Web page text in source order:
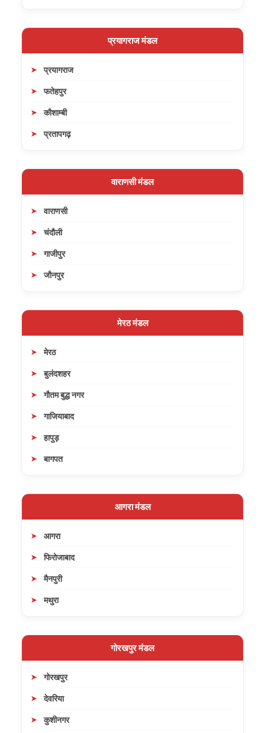
प्रयागराज मंडल
प्रयागराज
फतेहपुर
कौशाम्बी
प्रतापगढ़
वाराणसी मंडल
वाराणसी
चंदौली
गाजीपुर
जौनपुर
मेरठ मंडल
मेरठ
बुलंदशहर
गौतम बुद्ध नगर
गाजियाबाद
हापुड़
बागपत
आगरा मंडल
आगरा
फिरोजाबाद
मैनपुरी
मथुरा
गोरखपुर मंडल
गोरखपुर
देवरिया
कुशीनगर